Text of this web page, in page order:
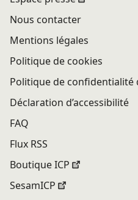
Nous contacter
Mentions légales
Politique de cookies
Politique de confidentialité
Déclaration d’accessibilité
FAQ
Flux RSS
Boutique ICP
SesamICP